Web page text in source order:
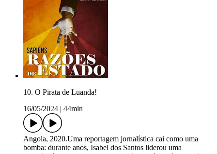
10. O Pirata de Luanda!
16/05/2024
44min
Angola, 2020.Uma reportagem jornalística cai como uma
bomba: durante anos, Isabel dos Santos liderou uma